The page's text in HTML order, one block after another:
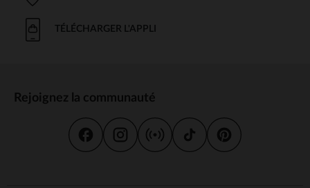
TÉLÉCHARGER L'APPLI
Rejoignez la communauté